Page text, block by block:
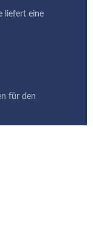
liefert eine
für den